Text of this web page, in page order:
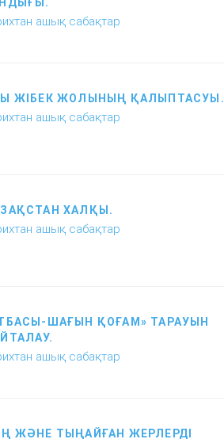
ашық сабақтар
ЖІБЕК ЖОЛЫНЫҢ ҚАЛЫПТАСУЫ.
ашық сабақтар
ХАЛҚЫ.
ашық сабақтар
ШАҒЫН ҚОҒАМ» ТАРАУЫН
ашық сабақтар
ЖӘНЕ ТЫҢАЙҒАН ЖЕРЛЕРДІ